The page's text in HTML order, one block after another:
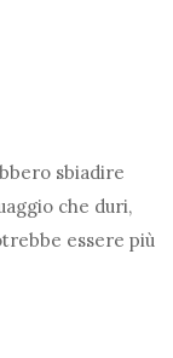
sbiadire
che duri,
essere più